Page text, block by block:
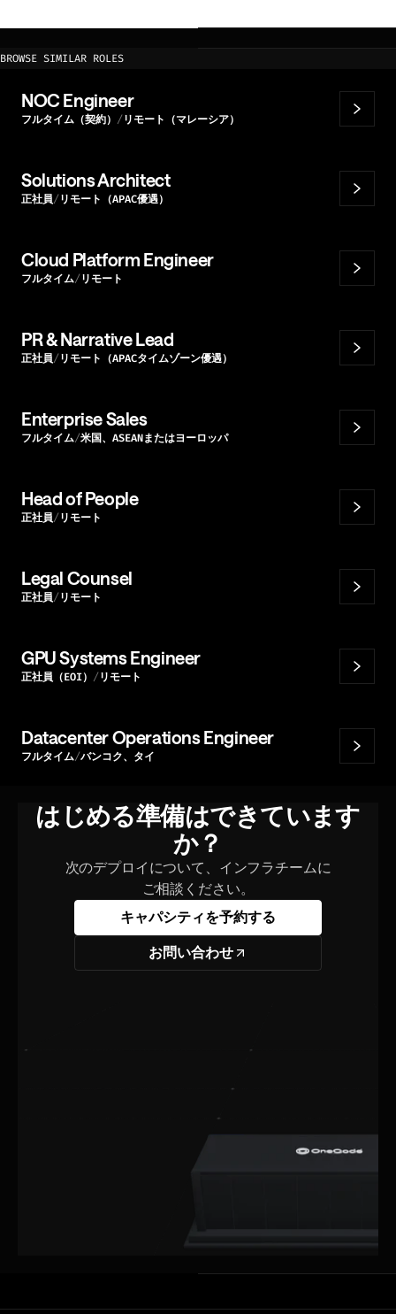
BROWSE SIMILAR ROLES
NOC Engineer
フルタイム（契約） リモート（マレーシア）
Solutions Architect
正社員 リモート（APAC優遇）
Cloud Platform Engineer
フルタイム リモート
PR & Narrative Lead
正社員 リモート（APACタイムゾーン優遇）
Enterprise Sales
フルタイム 米国、ASEANまたはヨーロッパ
Head of People
正社員 リモート
Legal Counsel
正社員 リモート
GPU Systems Engineer
正社員（EOI） リモート
Datacenter Operations Engineer
フルタイム バンコク、タイ
はじめる準備はできています
か？
次のデプロイについて、インフラチームに
ご相談ください。
キャパシティを予約する
お問い合わせ